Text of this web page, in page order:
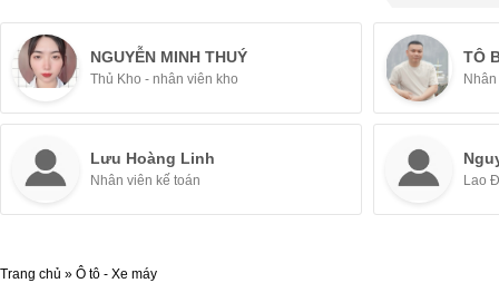
NGUYỄN MINH THUÝ
Thủ Kho - nhân viên kho
TÔ
Lưu Hoàng Linh
Nhân viên kế toán Lao
Trang chủ » Ô tô - Xe máy